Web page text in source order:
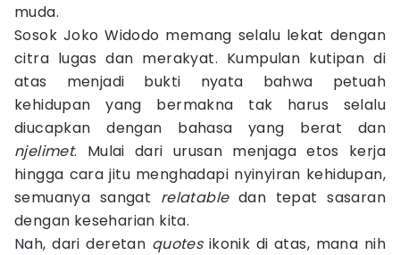
muda.
Sosok Joko Widodo memang selalu lekat dengan
citra lugas dan merakyat. Kumpulan kutipan di
atas menjadi bukti nyata bahwa petuah
kehidupan yang bermakna tak harus selalu
diucapkan dengan bahasa yang berat dan
njelimet. Mulai dari urusan menjaga etos kerja
hingga cara jitu menghadapi nyinyiran kehidupan,
semuanya sangat relatabledan tepat sasaran
dengan keseharian kita.
Nah, dari deretan quotesikonik di atas, mana nih